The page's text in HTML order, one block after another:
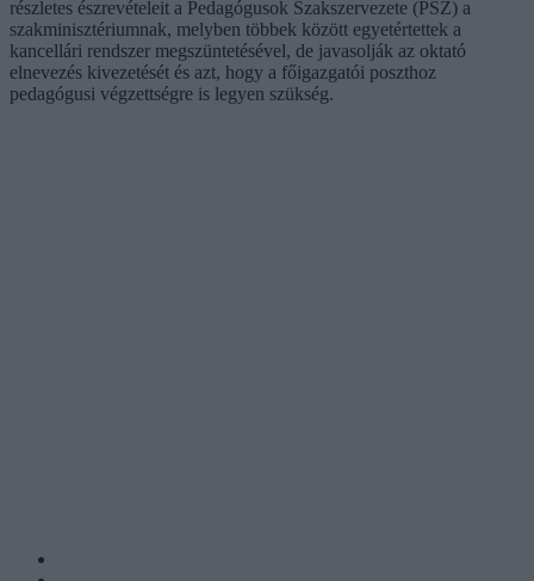
részletes észrevételeit a Pedagógusok Szakszervezete (PSZ) a
szakminisztériumnak, melyben többek között egyetértettek a
kancellári rendszer megszüntetésével, de javasolják az oktató
elnevezés kivezetését és azt, hogy a főigazgatói poszthoz
pedagógusi végzettségre is legyen szükség.